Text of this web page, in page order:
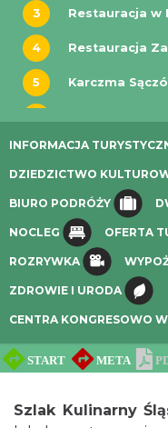
3 Restauracja w
4
5 Karczma
7
Restauracja
10
11 Restauracja
12 Restauracja U
13 Restauracja
INFORMACJA
DZIEDZICTWO
BIURO PODRÓŻY
NOCLEG OFERTA
ROZRYWKA
ZDROWIE I URODA
CENTRA KONGRESOWO
Szlak Kulinarny